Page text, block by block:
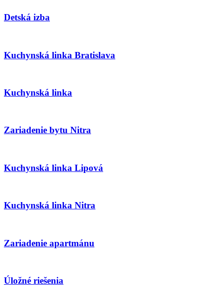
Detská izba
Kuchynská linka Bratislava
Kuchynská linka
Zariadenie bytu Nitra
Kuchynská linka Lipová
Kuchynská linka Nitra
Zariadenie apartmánu
Úložné riešenia